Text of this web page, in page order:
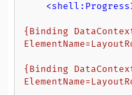
<
{Binding
{Binding